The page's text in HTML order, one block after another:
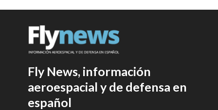
Fly News, información
aeroespacial y de defensa en
español